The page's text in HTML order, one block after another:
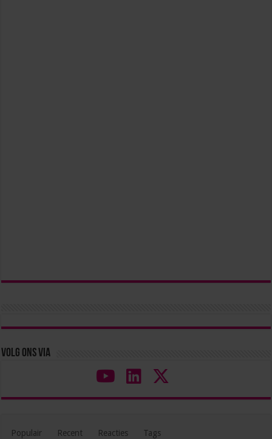
Volg ons via
Populair Recent Reacties Tags